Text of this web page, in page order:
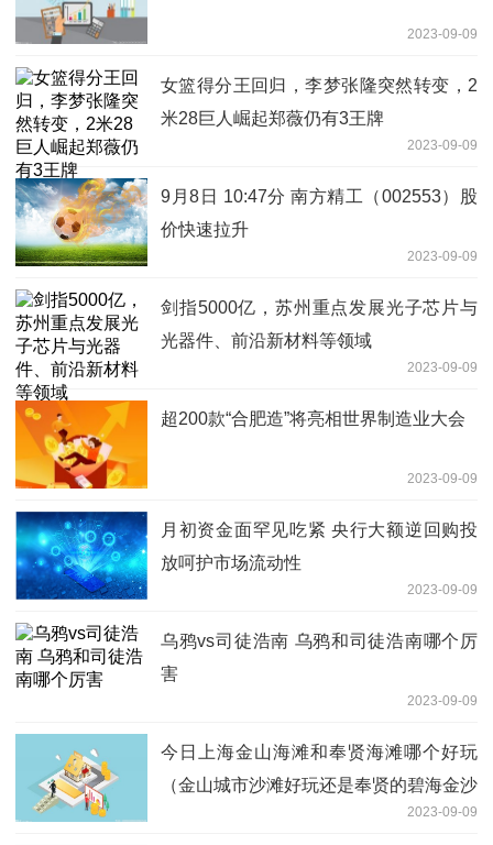
2023-09-09
女篮得分王回归，李梦张隆突然转变，2
米28巨人崛起郑薇仍有3王牌
2023-09-09
9月8日 10:47分 南方精工（002553）股
价快速拉升
2023-09-09
剑指5000亿，苏州重点发展光子芯片与
光器件、前沿新材料等领域
2023-09-09
超200款“合肥造”将亮相世界制造业大会
2023-09-09
月初资金面罕见吃紧 央行大额逆回购投
放呵护市场流动性
2023-09-09
乌鸦vs司徒浩南 乌鸦和司徒浩南哪个厉
害
2023-09-09
今日上海金山海滩和奉贤海滩哪个好玩
（金山城市沙滩好玩还是奉贤的碧海金沙
2023-09-09